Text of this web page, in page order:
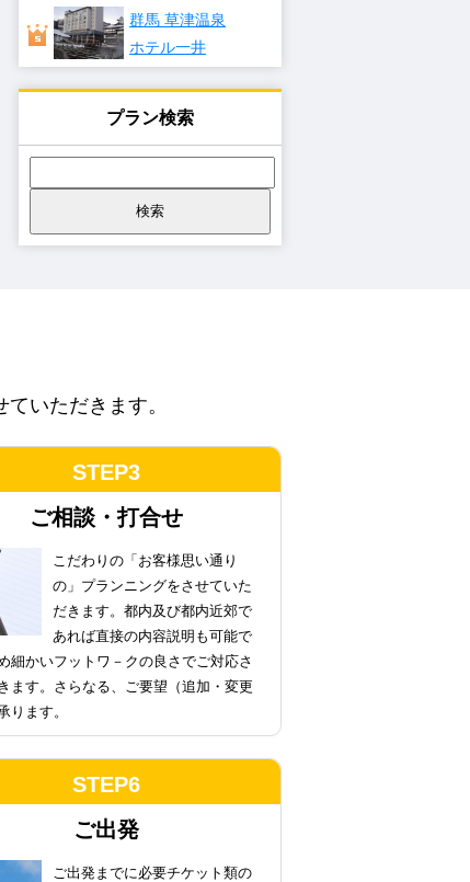
群馬 草津温泉
ホテル一井
プラン検索
ていただきます。
STEP3
ご相談・打合せ
こだわりの 「お客様思い通り
の」プランニングをさせていた
だきます。都内及び都内近郊で
あれば直接の内容説明も可能で
細かいフットワ－クの良さでご対応さ
ます。さらなる、ご要望（追加・変更
ります。
STEP6
ご出発
ご出発までに必要チケット類の